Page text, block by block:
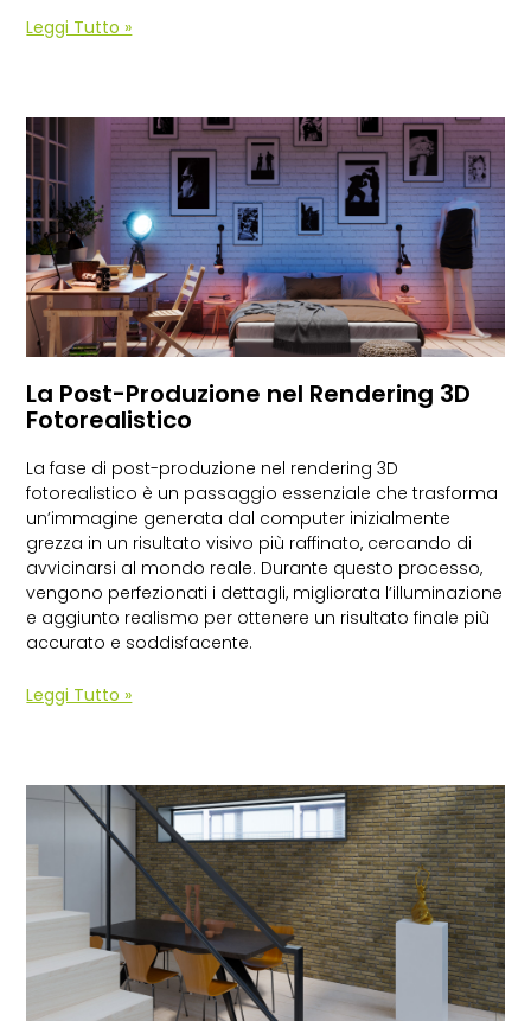
Leggi Tutto »
La Post-Produzione nel Rendering 3D
Fotorealistico
La fase di post-produzione nel rendering 3D
fotorealistico è un passaggio essenziale che trasforma
un’immagine generata dal computer inizialmente
grezza in un risultato visivo più raffinato, cercando di
avvicinarsi al mondo reale. Durante questo processo,
vengono perfezionati i dettagli, migliorata l’illuminazione
e aggiunto realismo per ottenere un risultato finale più
accurato e soddisfacente.
Leggi Tutto »